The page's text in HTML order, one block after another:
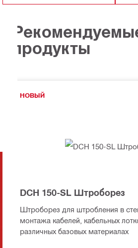
продукты
НОВЫЙ
DCH 150-SL Штроборез
Штроборез для штробления в
монтажа кабелей, кабельных
различных базовых материалах